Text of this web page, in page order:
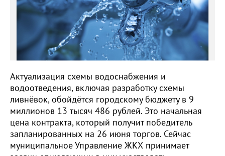
Актуализация схемы водоснабжения и
водоотведения, включая разработку схемы
ливнёвок, обойдётся городскому бюджету в 9
миллионов 13 тысяч 486 рублей. Это начальная
цена контракта, который получит победитель
запланированных на 26 июня торгов. Сейчас
муниципальное Управление ЖКХ принимает